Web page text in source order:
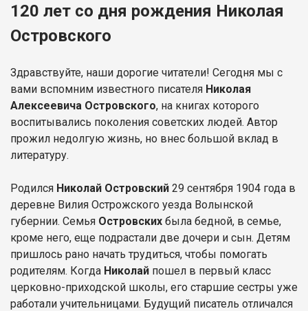
120 лет со дня рождения Николая
Островского
Здравствуйте, наши дорогие читатели! Сегодня мы с
вами вспомним известного писателя Николая
Алексеевича Островского, на книгах которого
воспитывались поколения советских людей. Автор
прожил недолгую жизнь, но внес большой вклад в
литературу.
Родился Николай Островский 29 сентября 1904 года в
деревне Вилия Острожского уезда Волынской
губернии. Семья Островских была бедной, в семье,
кроме него, еще подрастали две дочери и сын. Детям
пришлось рано начать трудиться, чтобы помогать
родителям. Когда Николай пошел в первый класс
церковно-приходской школы, его старшие сестры уже
работали учительницами. Будущий писатель отличался